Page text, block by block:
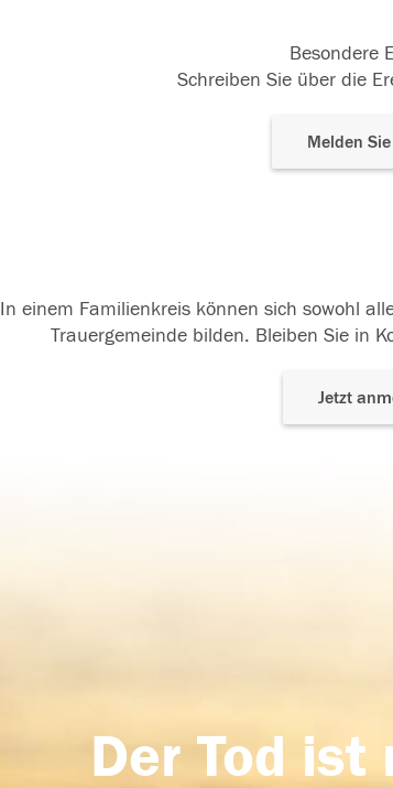
Besondere
Schreiben Sie über die
Melden
In einem Familienkreis können sich sowohl
Trauergemeinde bilden. Bleiben Sie in
Jetzt
Der Tod